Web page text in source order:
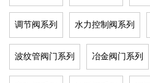
调节阀系列 水力控制阀系列
波纹管阀门系列 冶金阀门系列